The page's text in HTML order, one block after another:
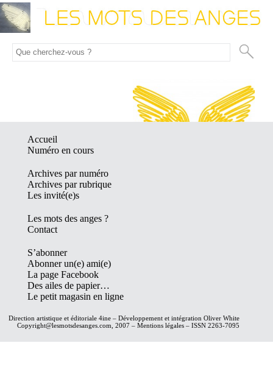
Accueil
Numéro en cours
Archives par numéro
Archives par rubrique
Les invité(e)s
Les mots des anges ?
Contact
S’abonner
Abonner un(e) ami(e)
La page Facebook
Des ailes de papier…
Le petit magasin en ligne
Direction artistique et éditoriale 4ine – Développement et intégration Oliver White
Copyright@lesmotsdesanges.com, 2007 – Mentions légales – ISSN 2263-7095